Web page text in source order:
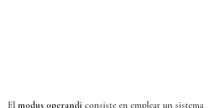
El modus operandi consiste en emplear un sistema